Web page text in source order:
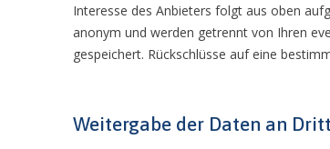
Interesse des Anbieters folgt aus oben
anonym und werden getrennt von Ihren
gespeichert. Rückschlüsse auf eine
Weitergabe der Daten an